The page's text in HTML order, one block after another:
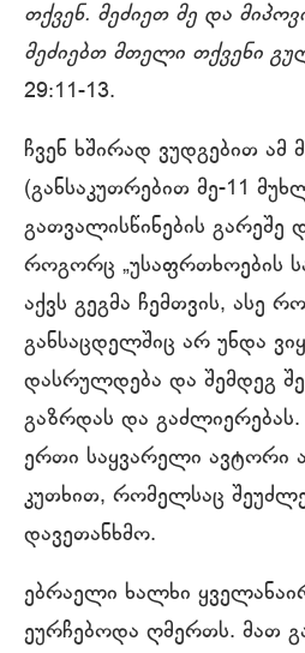
თქვენ. მეძიეთ მე და
მეძიებთ მთელი თქვენი
29:11-13.
ჩვენ ხშირად ვუდგებით ამ
(განსაკუთრებით მე-11
გათვალისწინების გარეშე
როგორც „უსაფრთხოების
აქვს გეგმა ჩემთვის, ასე
განსაცდელშიც არ უნდა
დასრულდება და შემდეგ
გაზრდას და
ერთი საყვარელი ავტორი
კუთხით, რომელსაც
დავეთანხმო.
ებრაელი ხალხი
ეურჩებოდა ღმერთს. მათ